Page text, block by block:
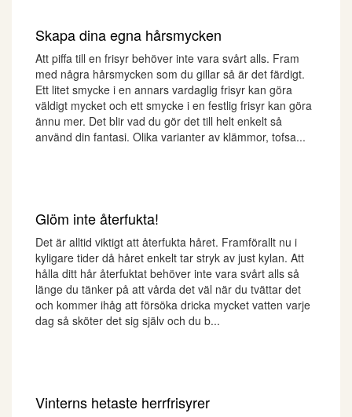
Skapa dina egna hårsmycken
Att piffa till en frisyr behöver inte vara svårt alls. Fram
med några hårsmycken som du gillar så är det färdigt.
Ett litet smycke i en annars vardaglig frisyr kan göra
väldigt mycket och ett smycke i en festlig frisyr kan göra
ännu mer. Det blir vad du gör det till helt enkelt så
använd din fantasi. Olika varianter av klämmor, tofsa...
Glöm inte återfukta!
Det är alltid viktigt att återfukta håret. Framförallt nu i
kyligare tider då håret enkelt tar stryk av just kylan. Att
hålla ditt hår återfuktat behöver inte vara svårt alls så
länge du tänker på att vårda det väl när du tvättar det
och kommer ihåg att försöka dricka mycket vatten varje
dag så sköter det sig själv och du b...
Vinterns hetaste herrfrisyrer